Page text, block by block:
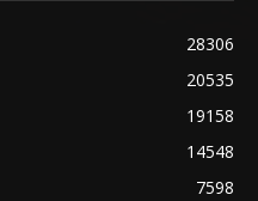
28306
20535
19158
14548
7598